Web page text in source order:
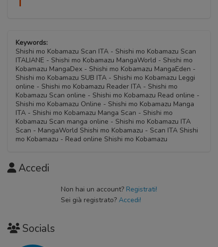
Keywords:
Shishi mo Kobamazu Scan ITA - Shishi mo Kobamazu Scan
ITALIANE - Shishi mo Kobamazu MangaWorld - Shishi mo
Kobamazu MangaDex - Shishi mo Kobamazu MangaEden -
Shishi mo Kobamazu SUB ITA - Shishi mo Kobamazu Leggi
online - Shishi mo Kobamazu Reader ITA - Shishi mo
Kobamazu Scan online - Shishi mo Kobamazu Read online -
Shishi mo Kobamazu Online - Shishi mo Kobamazu Manga
ITA - Shishi mo Kobamazu Manga Scan - Shishi mo
Kobamazu Scan manga online - Shishi mo Kobamazu ITA
Scan - MangaWorld Shishi mo Kobamazu - Scan ITA Shishi
mo Kobamazu - Read online Shishi mo Kobamazu
Accedi
Non hai un account? Registrati!
Sei già registrato? Accedi!
Socials